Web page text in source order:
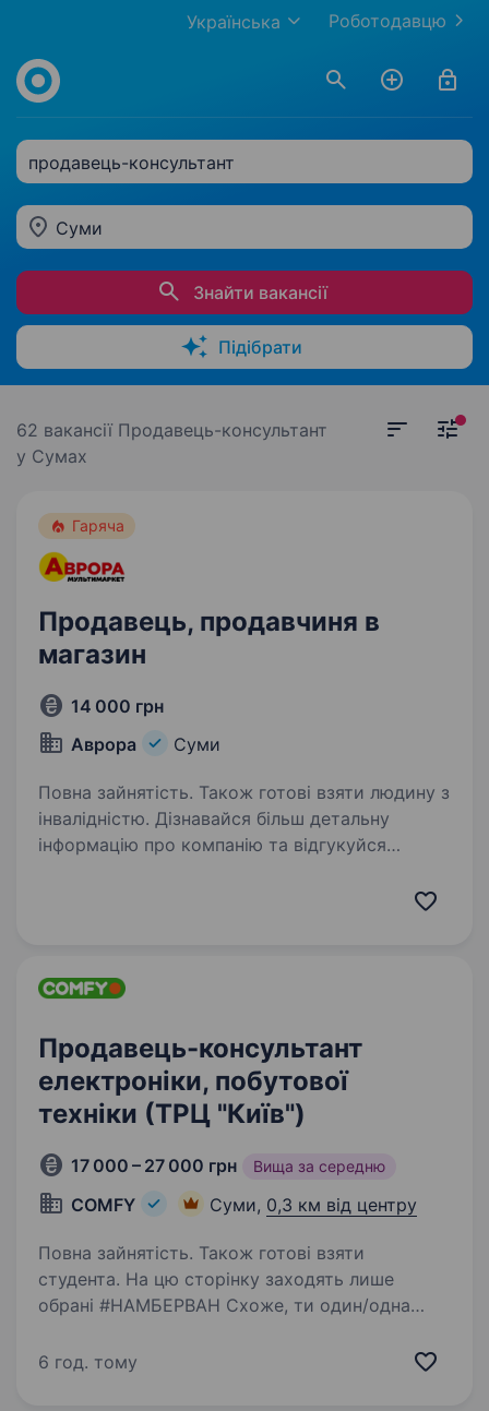
Роботодавцю
Українська
продавець-консультант
Суми
Знайти вакансії
Підібрати
62 вакансії Продавець-консультант
у Сумах
Гаряча
Продавець, продавчиня в
магазин
14 000 грн
Аврора
Суми
Повна зайнятість. Також готові взяти людину з
інвалідністю. Дізнавайся більш детальну
інформацію про компанію та відгукуйся
Продавець-консультант
електроніки, побутової
техніки (ТРЦ "Київ")
17 000 – 27 000 грн Вища за середню
COMFY Суми, 0,3 км від центру
Повна зайнятість. Також готові взяти
студента. На цю сторінку заходять лише
обрані #НАМБЕРВАН Схоже, ти один/одна
новинок в домашніх гаджетах та сервісах
6 год. тому